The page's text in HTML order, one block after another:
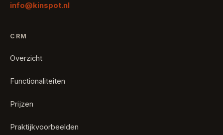
info@kinspot.nl
CRM
Overzicht
Functionaliteiten
Prijzen
Praktijkvoorbeelden